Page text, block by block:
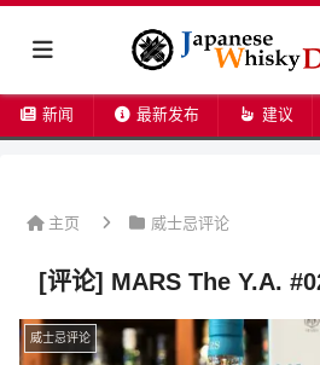
新闻 最新发布 建议
主页 威士忌评论
[评论] MARS The Y.A.
威士忌评论